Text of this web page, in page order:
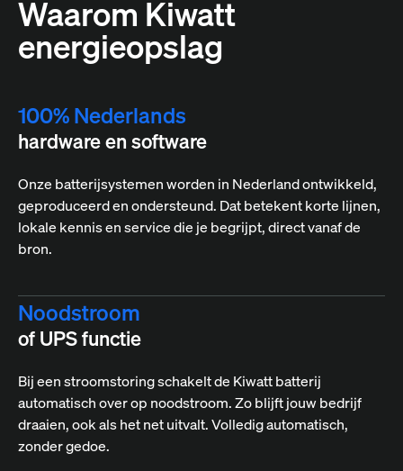
Waarom Kiwatt
energieopslag
100% Nederlands
hardware en software
Onze batterijsystemen worden in Nederland ontwikkeld,
geproduceerd en ondersteund. Dat betekent korte lijnen,
lokale kennis en service die je begrijpt, direct vanaf de
bron.
Noodstroom
of UPS functie
Bij een stroomstoring schakelt de Kiwatt batterij
automatisch over op noodstroom. Zo blijft jouw bedrijf
draaien, ook als het net uitvalt. Volledig automatisch,
zonder gedoe.